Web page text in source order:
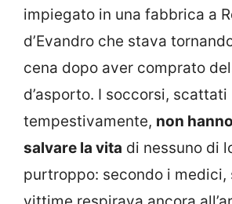
impiegato in una fabbrica a
d’Evandro che stava
cena dopo aver comprato
d’asporto. I soccorsi, scattati
tempestivamente, non
salvare la vita di nessuno di
purtroppo: secondo i medici,